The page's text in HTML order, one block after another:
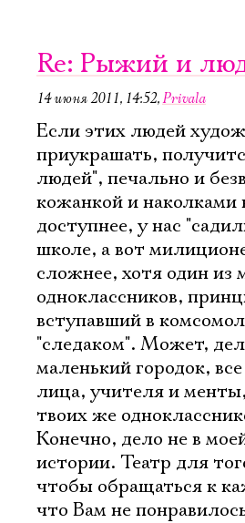
Re: Рыжий и
14 июня 2011, 14:52,Privala
Если этих людей
приукрашать,
людей", печально и
кожанкой и наколками
доступнее, у нас
школе, а вот
сложнее, хотя один из
одноклассников,
вступавший в
"следаком". Может,
маленький городок,
лица, учителя и
твоих же
Конечно, дело не в
истории. Театр для
чтобы обращаться к
что Вам не